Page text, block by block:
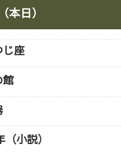
本日）
じ座
館
小説）